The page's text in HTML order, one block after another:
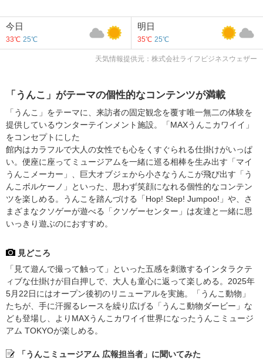
今日
33℃ 25℃
明日
35℃ 25℃
天気情報提供元：株式会社ライフビジネスウェザー
「うんこ」がテーマの個性的なコンテンツが満載
「うんこ」をテーマに、来訪者の固定観念を覆す唯一無二の体験を
提供しているウンターテインメント施設。「MAXうんこカワイイ」
をコンセプトにした
館内はカラフルで大人の女性でも心をくすぐられる仕掛けがいっぱ
い。便座に座ってミュージアムを一緒に巡る相棒を生み出す「マイ
うんこメーカー」、巨大オブジェから小さなうんこが飛び出す「う
んこボルケーノ」といった、思わず笑顔になれる個性的なコンテン
ツを楽しめる。うんこを踏んづける「Hop! Step! Jumpoo!」や、さ
まざまなクソゲーが遊べる「クソゲーセンター」は友達と一緒に思
いっきり遊ぶのにおすすめ。
見どころ
「見て遊んで撮って触って」といった五感を刺激するインタラクテ
ィブな仕掛けが目白押しで、大人も童心に返って楽しめる。2025年
5月22日にはオープン後初のリニューアルを実施。「うんこ動物」
たちが、手に汗握るレースを繰り広げる「うんこ動物ダービー」な
ども登場し、よりMAXうんこカワイイ世界になったうんこミュージ
アム TOKYOが楽しめる。
「うんこミュージアム 広報担当者」に聞いてみた